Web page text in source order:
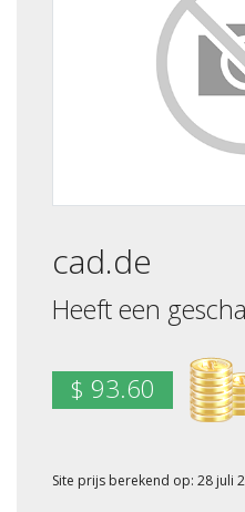
cad.de
Heeft een
$ 93.60
Site prijs berekend op: 28 juli